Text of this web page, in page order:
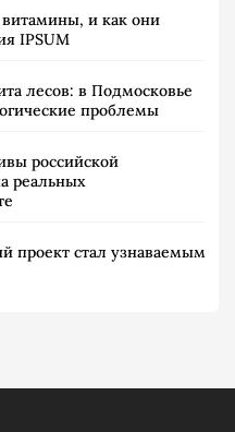
и как они
IPSUM
лесов: в Подмосковье
проблемы
российской
реальных
проект стал узнаваемым